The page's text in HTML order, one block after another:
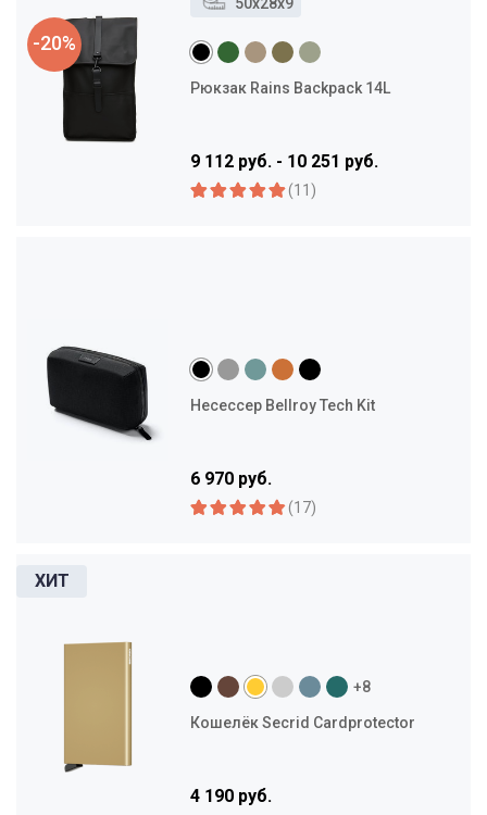
-20%
Рюкзак Rains Backpack 14L
9 112 руб. - 10 251 руб.
(11)
Несессер Bellroy Tech Kit
6 970 руб.
(17)
+8
Кошелёк Secrid Cardprotector
4 190 руб.